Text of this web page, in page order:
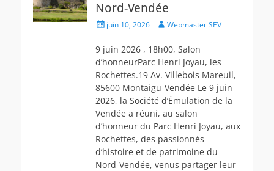
Nord-Vendée
Postedjuin 10, 2026 AuthorWebmaster SEV
9 juin 2026 , 18h00, Salon
d’honneurParc Henri Joyau, les
Rochettes.19 Av. Villebois Mareuil,
85600 Montaigu-Vendée Le 9 juin
2026, la Société d’Émulation de la
Vendée a réuni, au salon
d’honneur du Parc Henri Joyau, aux
Rochettes, des passionnés
d’histoire et de patrimoine du
Nord-Vendée, venus partager leur